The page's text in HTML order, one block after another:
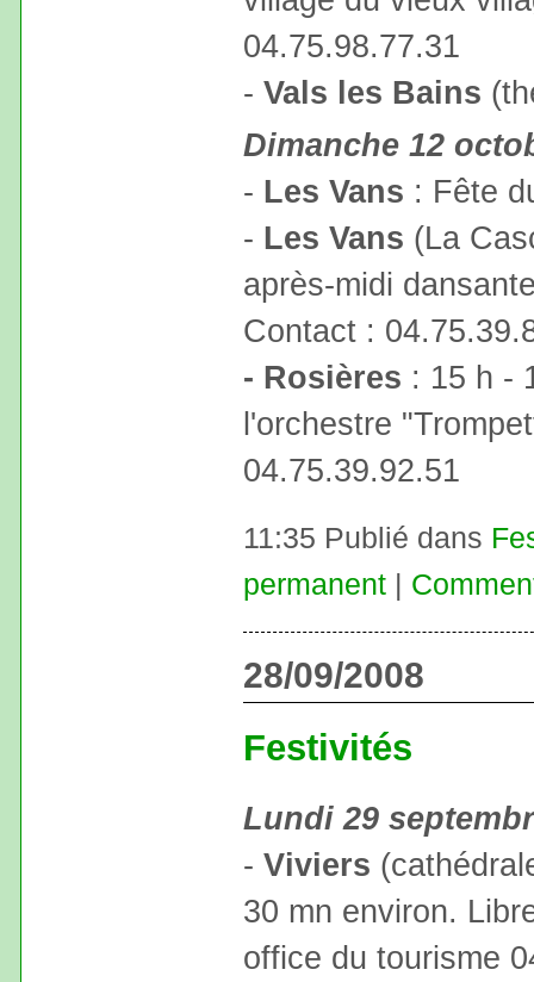
04.75.98.77.31
- Vals les Bains
Dimanche 12
- Les Vans : Fête
- Les Vans (La
après-midi
Contact :
- Rosières : 15 h -
l'orchestre
04.75.39.92.51
11:35 Publié dans
permanent
28/09/2008
Festivités
Lundi 29
- Viviers
30 mn environ.
office du tourisme